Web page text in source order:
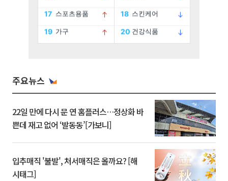
주요뉴스
22일 만에 다시 문 연 홈플러스…정상화 바
쁜데 재고 없어 ‘발동동’[가보니]
입추매직 '불발', 처서매직은 올까요? [해
시태그]